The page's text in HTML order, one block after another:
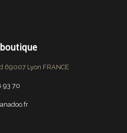
69007 Lyon FRANCE
93 70